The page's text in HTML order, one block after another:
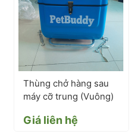
Thùng chở hàng sau
máy cỡ trung (Vuông)
Giá liên hệ